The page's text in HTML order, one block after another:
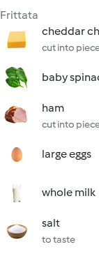
Frittata
cheddar
cut into
baby
ham
cut into
large eggs
whole milk
salt
to taste